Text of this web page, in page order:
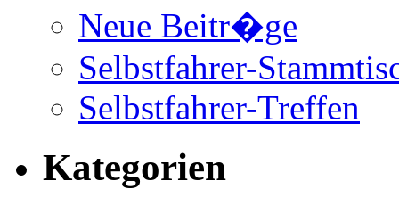
Neue Beitr�ge
Selbstfahrer-
Selbstfahrer-Treffen
Kategorien